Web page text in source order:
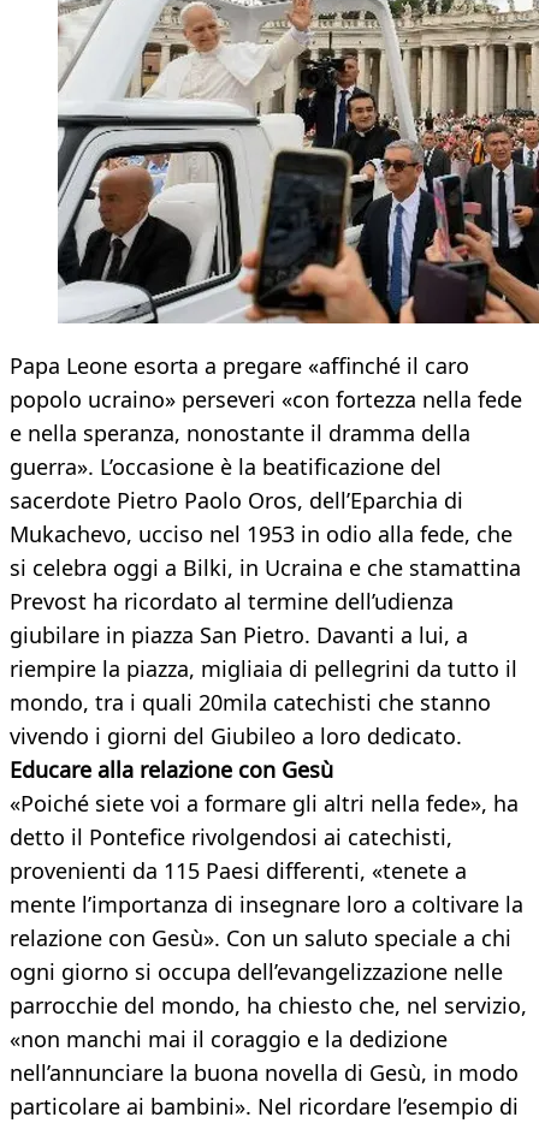
Papa Leone esorta a pregare «affinché il caro
popolo ucraino» perseveri «con fortezza nella fede
e nella speranza, nonostante il dramma della
guerra». L’occasione è la beatificazione del
sacerdote Pietro Paolo Oros, dell’Eparchia di
Mukachevo, ucciso nel 1953 in odio alla fede, che
si celebra oggi a Bilki, in Ucraina e che stamattina
Prevost ha ricordato al termine dell’udienza
giubilare in piazza San Pietro. Davanti a lui, a
riempire la piazza, migliaia di pellegrini da tutto il
mondo, tra i quali 20mila catechisti che stanno
vivendo i giorni del Giubileo a loro dedicato.
Educare alla relazione con Gesù
«Poiché siete voi a formare gli altri nella fede», ha
detto il Pontefice rivolgendosi ai catechisti,
provenienti da 115 Paesi differenti, «tenete a
mente l’importanza di insegnare loro a coltivare la
relazione con Gesù». Con un saluto speciale a chi
ogni giorno si occupa dell’evangelizzazione nelle
parrocchie del mondo, ha chiesto che, nel servizio,
«non manchi mai il coraggio e la dedizione
nell’annunciare la buona novella di Gesù, in modo
particolare ai bambini». Nel ricordare l’esempio di